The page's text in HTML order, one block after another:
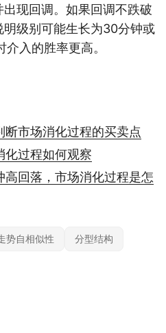
现回调。如果回调不跌破
级别可能生长为30分钟或
入的胜率更高。
市场消化过程的买卖点
化过程如何观察
回落，市场消化过程是怎
势自相似性 分型结构